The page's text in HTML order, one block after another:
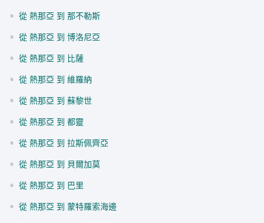
• 從 熱那亞 到 那不勒斯
• 從 熱那亞 到 博洛尼亞
• 從 熱那亞 到 比薩
• 從 熱那亞 到 維羅納
• 從 熱那亞 到 蘇黎世
• 從 熱那亞 到 都靈
• 從 熱那亞 到 拉斯佩齊亞
• 從 熱那亞 到 貝爾加莫
• 從 熱那亞 到 巴里
• 從 熱那亞 到 蒙特羅索海邊